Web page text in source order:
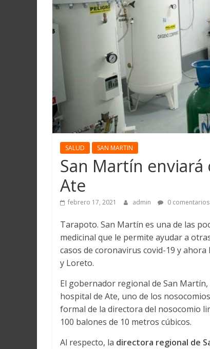
Martín
Loreto
SALUD SAN MARTIN
San Martín
Ate
febrero 17, 2021 admin 0 comentarios
Tarapoto. San Martín es una de las
medicinal que le permite ayudar a
casos de coronavirus covid-19 y
y Loreto.
El gobernador regional de San
hospital de Ate, uno de los
formal de la directora del nosocomio
100 balones de 10 metros cúbicos.
Al respecto, la directora regional de